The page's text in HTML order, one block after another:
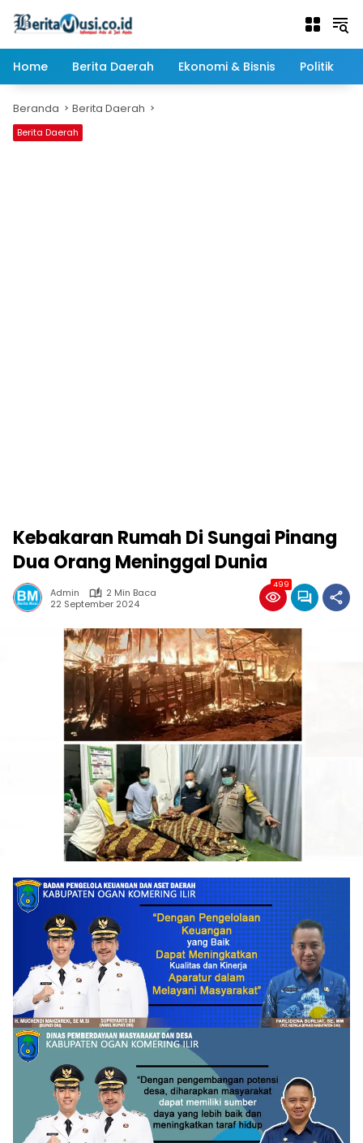
Home
Berita Daerah Ekonomi & Bisnis Politik
Beranda Berita Daerah
Berita Daerah
Kebakaran Rumah Di Sungai Pinang
Dua Orang Meninggal Dunia
Admin
2 Min Baca
22 September 2024
499